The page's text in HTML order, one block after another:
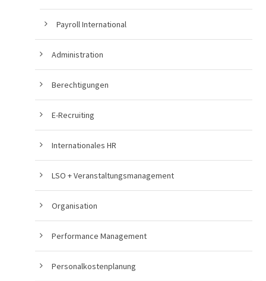
Payroll International
Administration
Berechtigungen
E-Recruiting
Internationales HR
LSO + Veranstaltungsmanagement
Organisation
Performance Management
Personalkostenplanung